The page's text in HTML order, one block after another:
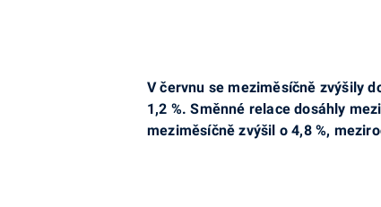
V červnu se meziměsíčně zvýšily
1,2 %. Směnné relace dosáhly
meziměsíčně zvýšil o 4,8 %,